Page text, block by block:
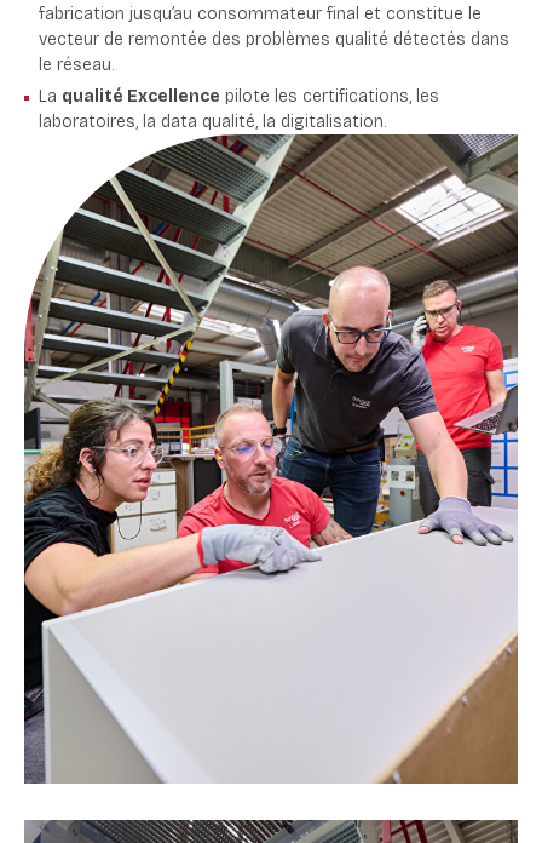
fabrication jusqu’au consommateur final et constitue le
vecteur de remontée des problèmes qualité détectés dans
le réseau.
La qualité Excellence pilote les certifications, les
laboratoires, la data qualité, la digitalisation.